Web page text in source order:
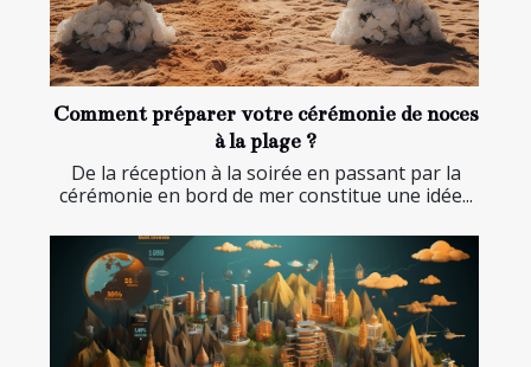
Comment préparer votre cérémonie de noces
à la plage ?
De la réception à la soirée en passant par la
cérémonie en bord de mer constitue une idée...